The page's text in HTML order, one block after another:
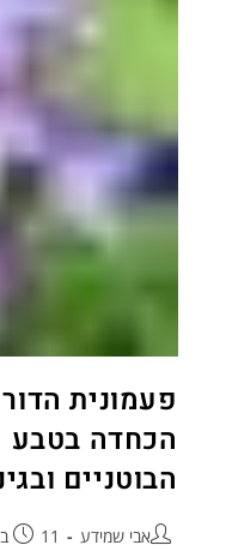
פעמונית
הכחדה בטבע
הבוטניים
אבי שמידע
11 ביולי 2015